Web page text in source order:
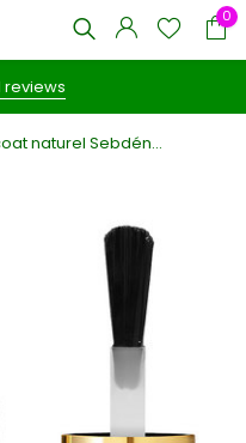
0
reviews
naturel Sebdén...